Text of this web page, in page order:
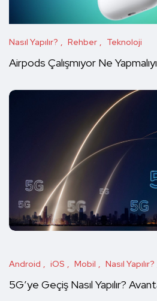
Nasıl Yapılır? Rehber Teknoloji
Airpods Çalışmıyor Ne
Android iOS Mobil Nasıl Yapılır?
5G’ye Geçiş Nasıl Yapılır?